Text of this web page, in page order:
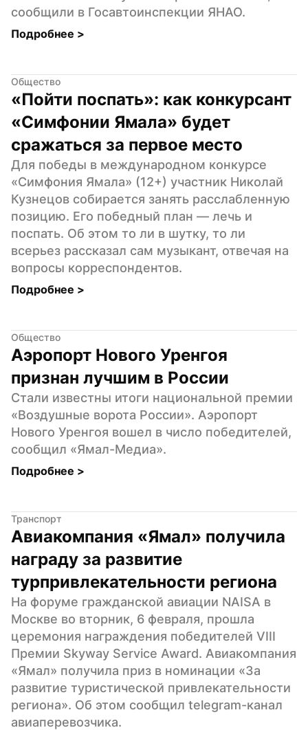
сообщили в Госавтоинспекции ЯНАО.
Подробнее >
Общество
«Пойти поспать»: как конкурсант
«Симфонии Ямала» будет
сражаться за первое место
Для победы в международном конкурсе
«Симфония Ямала» (12+) участник Николай
Кузнецов собирается занять расслабленную
позицию. Его победный план — лечь и
поспать. Об этом то ли в шутку, то ли
всерьез рассказал сам музыкант, отвечая на
вопросы корреспондентов.
Подробнее >
Общество
Аэропорт Нового Уренгоя
признан лучшим в России
Стали известны итоги национальной премии
«Воздушные ворота России». Аэропорт
Нового Уренгоя вошел в число победителей,
сообщил «Ямал-Медиа».
Подробнее >
Транспорт
Авиакомпания «Ямал» получила
награду за развитие
турпривлекательности региона
На форуме гражданской авиации NAISА в
Москве во вторник, 6 февраля, прошла
церемония награждения победителей VIII
Премии Skyway Service Award. Авиакомпания
«Ямал» получила приз в номинации «За
развитие туристической привлекательности
региона». Об этом сообщил telegram-канал
авиаперевозчика.